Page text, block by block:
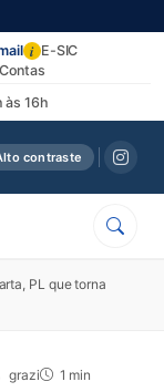
às 16h
i E-SIC
contraste
PL que torna
grazi 1 min